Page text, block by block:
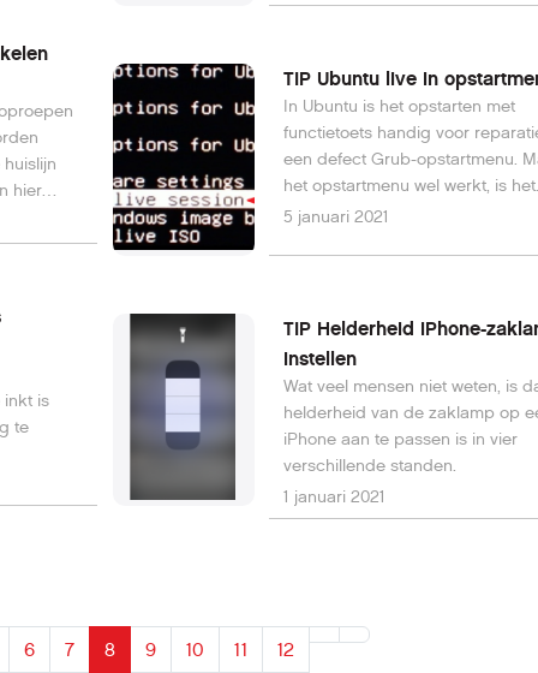
hier
inkt is
te
TIP Ubuntu live in
In Ubuntu is het opstarten met
functietoets handig voor
een defect Grub-opstartmenu.
het opstartmenu wel werkt, is het
prettiger om de live-sessie
5 januari 2021
TIP Helderheid iPhone-
instellen
Wat veel mensen niet weten, is
helderheid van de zaklamp op
iPhone aan te passen is in vier
verschillende standen.
1 januari 2021
6 7 8 9 10 11 12